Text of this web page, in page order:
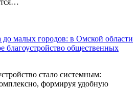
до малых городов: в Омской области
благоустройство общественных
стало системным:
формируя удобную